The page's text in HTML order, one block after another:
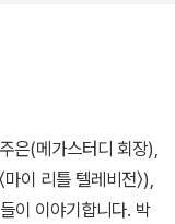
〉 등 각 방송사의 간판
서의 입지를 공고히
름을 더 사랑한다. 코
열렬히 애정하는 순
노래자랑〉 세 편의 영
은(메가스터디 회장),